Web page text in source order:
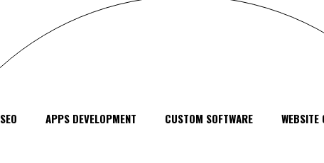
SEO APPS DEVELOPMENT CUSTOM SOFTWARE WEBSITE